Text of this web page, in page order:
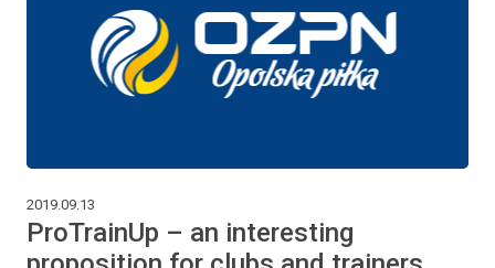
2019.09.13
ProTrainUp – an interesting